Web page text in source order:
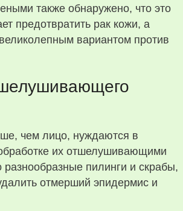
также обнаружено, что это
предотвратить рак кожи, а
вариантом против
чем лицо, нуждаются в
их отшелушивающими
разнообразные пилинги и скрабы,
отмерший эпидермис и